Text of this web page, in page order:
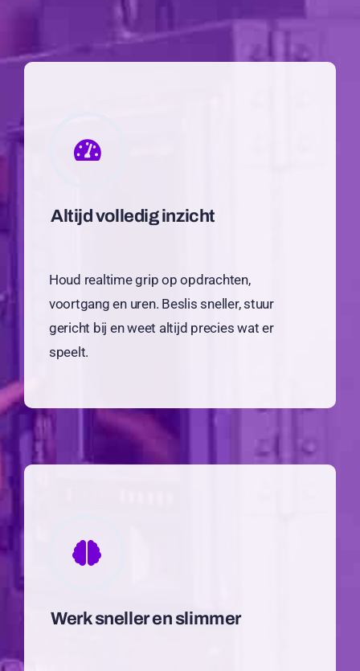
Altijd volledig inzicht
Houd realtime grip op opdrachten,
voortgang en uren. Beslis sneller, stuur
gericht bij en weet altijd precies wat er
speelt.
Werk sneller en slimmer